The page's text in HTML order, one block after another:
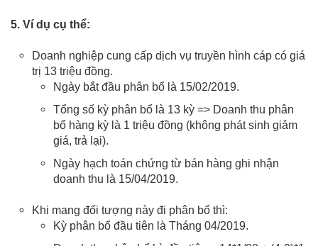
5. Ví dụ cụ thể:
Doanh nghiệp cung cấp dịch vụ truyền hình cáp có giá
trị 13 triệu đồng.
Ngày bắt đầu phân bổ là 15/02/2019.
Tổng số kỳ phân bổ là 13 kỳ => Doanh thu phân
bổ hàng kỳ là 1 triệu đồng (không phát sinh giảm
giá, trả lại).
Ngày hạch toán chứng từ bán hàng ghi nhận
doanh thu là 15/04/2019.
Khi mang đối tượng này đi phân bổ thì:
Kỳ phân bổ đầu tiên là Tháng 04/2019.